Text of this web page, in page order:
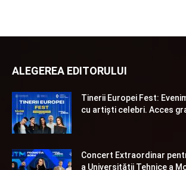
ALEGEREA EDITORULUI
Tinerii Europei Fest:
cu artiști celebri. Acces
Concert Extraordinar
a Universității Tehnice a